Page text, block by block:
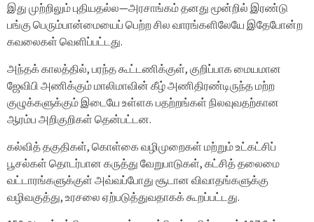
இது முற்றிலும் புதியதல்ல—அரசாங்கம் தனது மூன்றில் இரண்டு
பங்கு பெரும்பான்மையைப் பெற்ற சில வாரங்களிலேயே இதேபோன்ற
கவலைகள் வெளிப்பட்டது.
அந்தக் காலத்தில், பரந்த கூட்டணிக்குள், குறிப்பாக மையமான
ஜேவிபி அணிக்கும் மாலிமாவின் கீழ் அணிதிரண்டிருந்த மற்ற
குழுக்களுக்கும் இடையே உள்ளக பதற்றங்கள் நிலவுவதற்கான
ஆரம்ப அறிகுறிகள் தென்பட்டன.
கல்வித் தகுதிகள், கொள்கை வழிமுறைகள் மற்றும் உட்கட்சிப்
பூசல்கள் தொடர்பான கருத்து வேறுபாடுகள், கட்சித் தலைமை
வட்டாரங்களுக்குள் அவ்வப்போது சூடான விவாதங்களுக்கு
வழிவகுத்து, உரசலை ஏற்படுத்துவதாகக் கூறப்பட்டது.